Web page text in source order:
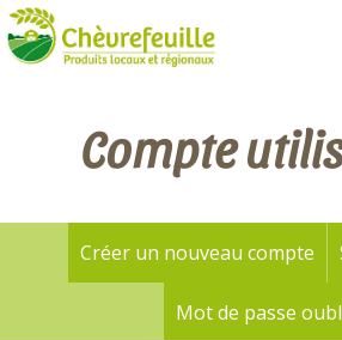
Compte
Onglets
principaux
Créer un nouveau compte
Mot de passe